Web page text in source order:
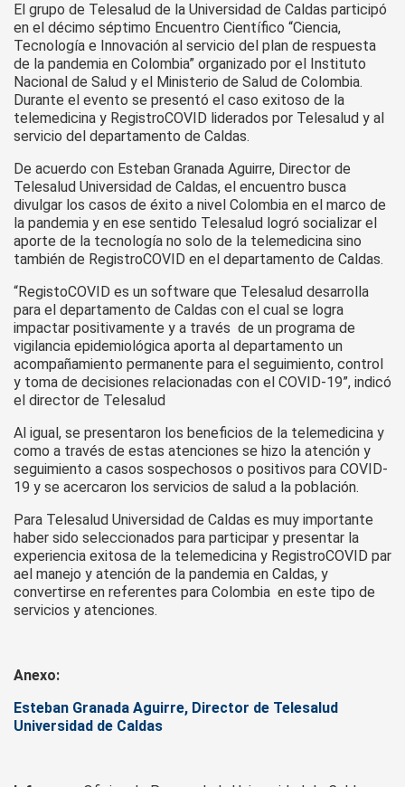
El grupo de Telesalud de la Universidad de Caldas participó
en el décimo séptimo Encuentro Científico “Ciencia,
Tecnología e Innovación al servicio del plan de respuesta
de la pandemia en Colombia” organizado por el Instituto
Nacional de Salud y el Ministerio de Salud de Colombia.
Durante el evento se presentó el caso exitoso de la
telemedicina y RegistroCOVID liderados por Telesalud y al
servicio del departamento de Caldas.
De acuerdo con Esteban Granada Aguirre, Director de
Telesalud Universidad de Caldas, el encuentro busca
divulgar los casos de éxito a nivel Colombia en el marco de
la pandemia y en ese sentido Telesalud logró socializar el
aporte de la tecnología no solo de la telemedicina sino
también de RegistroCOVID en el departamento de Caldas.
“RegistoCOVID es un software que Telesalud desarrolla
para el departamento de Caldas con el cual se logra
impactar positivamente y a través de un programa de
vigilancia epidemiológica aporta al departamento un
acompañamiento permanente para el seguimiento, control
y toma de decisiones relacionadas con el COVID-19”, indicó
el director de Telesalud
Al igual, se presentaron los beneficios de la telemedicina y
como a través de estas atenciones se hizo la atención y
seguimiento a casos sospechosos o positivos para COVID-
19 y se acercaron los servicios de salud a la población.
Para Telesalud Universidad de Caldas es muy importante
haber sido seleccionados para participar y presentar la
experiencia exitosa de la telemedicina y RegistroCOVID par
ael manejo y atención de la pandemia en Caldas, y
convertirse en referentes para Colombia en este tipo de
servicios y atenciones.
Anexo:
Esteban Granada Aguirre, Director de Telesalud
Universidad de Caldas